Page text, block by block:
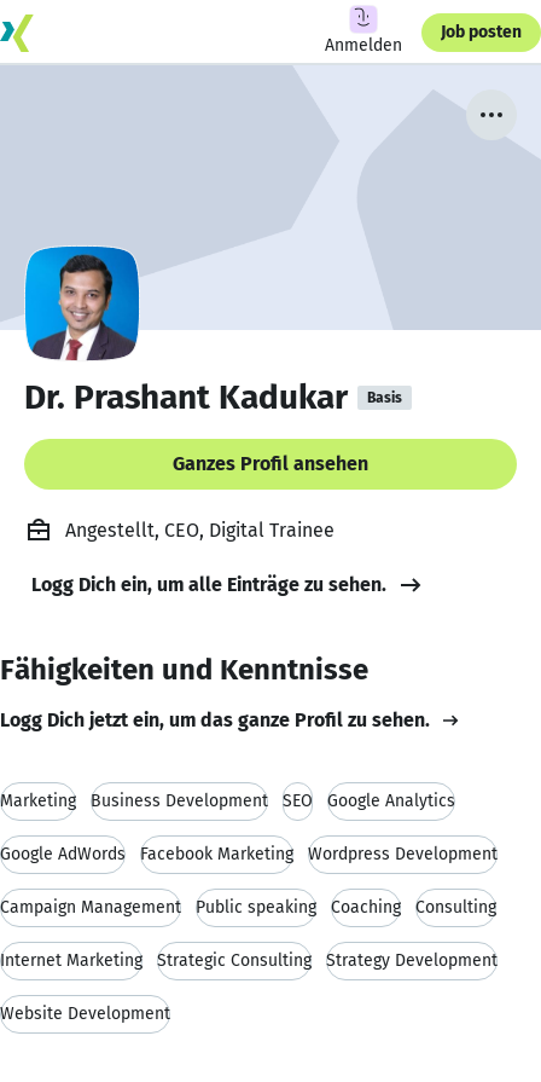
Anmelden
Job posten
Dr. Prashant Kadukar Basis
Ganzes Profil ansehen
Angestellt, CEO, Digital Trainee
Logg Dich ein, um alle Einträge zu sehen.
Fähigkeiten und Kenntnisse
Logg Dich jetzt ein, um das ganze Profil zu sehen.
Marketing Business Development SEO Google Analytics
Google AdWords Facebook Marketing Wordpress Development
Campaign Management Public speaking Coaching Consulting
Internet Marketing Strategic Consulting Strategy Development
Website Development